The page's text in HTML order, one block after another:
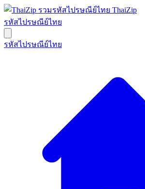
ThaiZip
รหัสไปรษณีย์ไทย
รหัสไปรษณีย์ไทย